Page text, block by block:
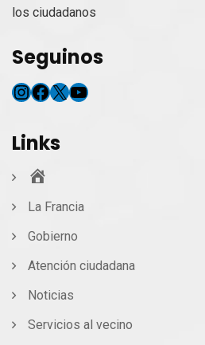
los ciudadanos
Seguinos
Instagram
Facebook
X YouTube
Links
La Francia
Gobierno
Atención ciudadana
Noticias
Servicios al vecino